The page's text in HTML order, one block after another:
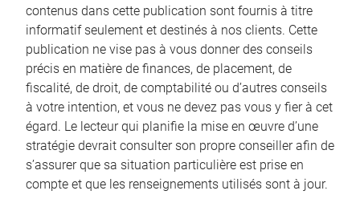
contenus dans cette publication sont fournis à titre
informatif seulement et destinés à nos clients. Cette
publication ne vise pas à vous donner des conseils
précis en matière de finances, de placement, de
fiscalité, de droit, de comptabilité ou d’autres conseils
à votre intention, et vous ne devez pas vous y fier à cet
égard. Le lecteur qui planifie la mise en œuvre d’une
stratégie devrait consulter son propre conseiller afin de
s’assurer que sa situation particulière est prise en
compte et que les renseignements utilisés sont à jour.